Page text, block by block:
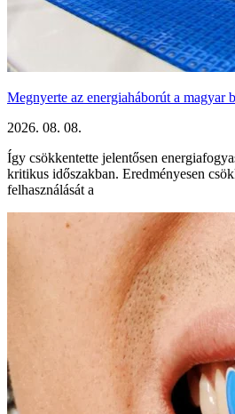
Megnyerte az energiaháborút a magyar
2026. 08. 08.
Így csökkentette jelentősen
kritikus időszakban. Eredményesen
felhasználását a